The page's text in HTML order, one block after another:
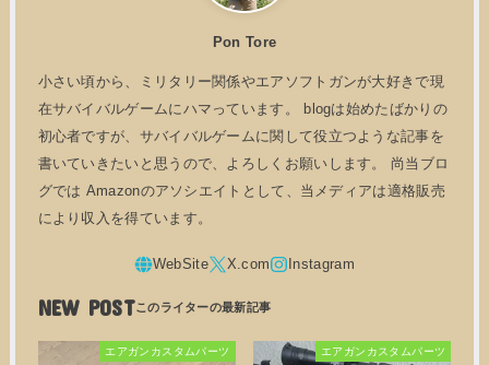
Pon Tore
小さい頃から、ミリタリー関係やエアソフトガンが大好きで現
在サバイバルゲームにハマっています。 blogは始めたばかりの
初心者ですが、サバイバルゲームに関して役立つような記事を
書いていきたいと思うので、よろしくお願いします。 尚当ブロ
グでは Amazonのアソシエイトとして、当メディアは適格販売
により収入を得ています。
NEW POST
エアガンカスタムパーツ エアガンカスタムパーツ